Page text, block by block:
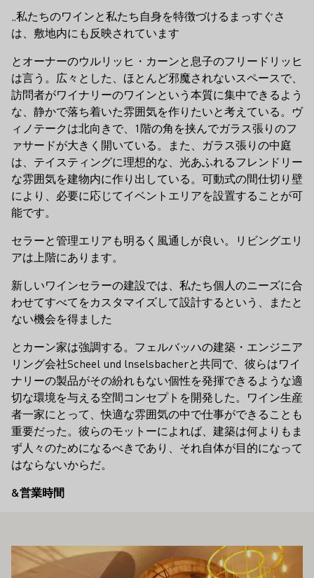
„私たちのワインと私たち自身を特徴づけるまっすぐさ
は、敷地内にも反映されています
とオーナーのウルリッヒ・カーンと息子のフリードリッヒ
は言う。広々とした、ほとんど邪魔されないスペースで、
訪問者がワイナリーのワインという本質に集中できるよう
な、静かで落ち着いた雰囲気を作りたいと考えている。ヴ
ィノテークは北向きで、1階の角を挟んでガラス張りのフ
ァサードが大きく開いている。また、ガラス張りの中庭
は、テイスティングに理想的な、光あふれるフレンドリー
な雰囲気を建物内に作り出している。可動式の間仕切り壁
により、必要に応じてイベントエリアを設置することが可
能です。
セラーと管理エリアも明るく風通しが良い。リビングエリ
アは上階にあります。
新しいワインセラーの建設では、私たち個人のニーズに合
わせてすべてをカスタマイズして設計するという、またと
ない機会を得ました
とカーン家は強調する。フェルバッハの建築・エンジニア
リング会社Scheel und lnselsbacherと共同で、彼らはワイ
ナリーの製品がその紛れもない個性を発揮できるような適
切な環境を与える空間コンセプトを開発した。ワイン生産
者一家にとって、快適な雰囲気の中で仕事ができることも
重要だった。彼らのモットーによれば、建築は何よりもま
ず人々のためになるべきであり、それ自体が目的になって
はならないからだ。
&営業時間
お勧めです
もっと詳しく